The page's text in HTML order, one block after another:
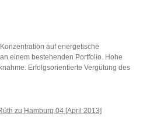
auf energetische
einem bestehenden Portfolio. Hohe
Erfolgsorientierte Vergütung des
zu Hamburg 04 [April 2013]